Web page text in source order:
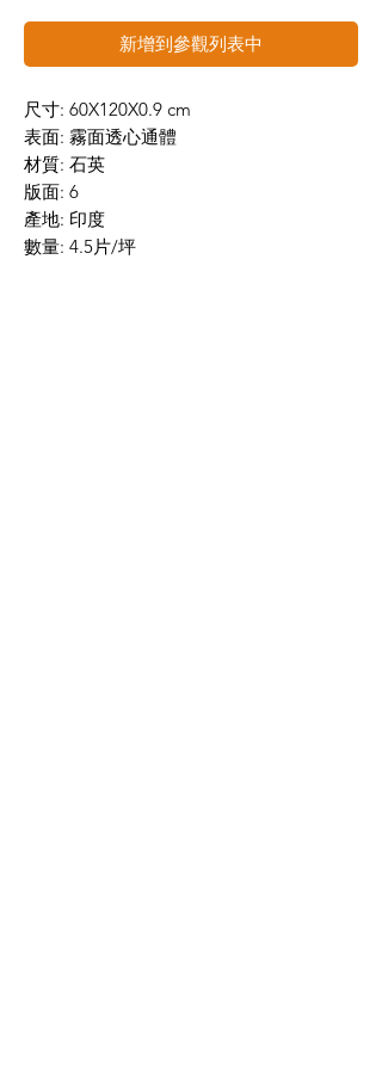
新增到參觀列表中
尺寸: 60X120X0.9 cm
表面: 霧面透心通體
材質: 石英
版面: 6
產地: 印度
數量: 4.5片/坪